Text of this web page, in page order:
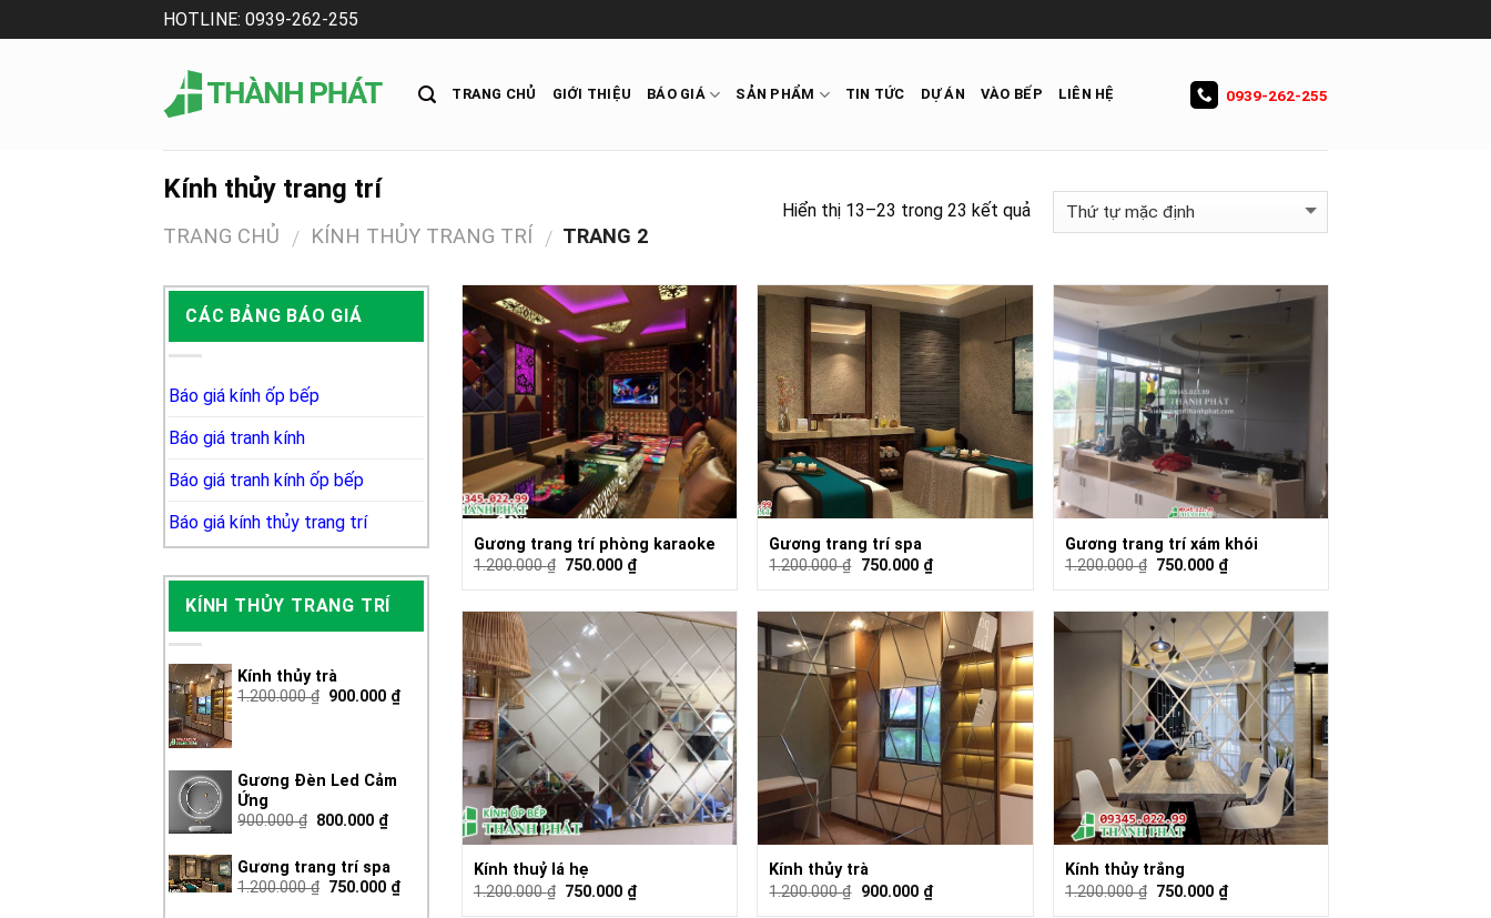
to
HOTLINE: 0939-262-255
TRANG CHỦ GIỚI THIỆU BÁO GIÁ SẢN PHẨM TIN TỨC DỰ ÁN VÀO BẾP LIÊN HỆ 0939-262-255
Kính thủy trang trí
TRANG CHỦ / KÍNH THỦY TRANG TRÍ / TRANG 2
Hiển thị 13–23 trong 23 kết quả
CÁC BẢNG BÁO GIÁ
Báo giá kính ốp bếp
Báo giá tranh kính
Báo giá tranh kính ốp bếp
Báo giá kính thủy trang trí
KÍNH THỦY TRANG TRÍ
Kính thủy trà
1.200.000₫ 900.000 ₫
Gương Đèn Led Cảm
Ứng
900.000₫ 800.000 ₫
Gương trang trí spa
1.200.000₫ 750.000 ₫
Gương trang trí phòng karaoke
1.200.000₫ 750.000 ₫
Gương trang trí spa
1.200.000₫ 750.000 ₫
Gương trang trí xám khói
1.200.000₫ 750.000 ₫
Kính thuỷ lá hẹ
1.200.000₫ 750.000 ₫
Kính thủy trà
1.200.000₫ 900.000 ₫
Kính thủy trắng
1.200.000₫ 750.000 ₫